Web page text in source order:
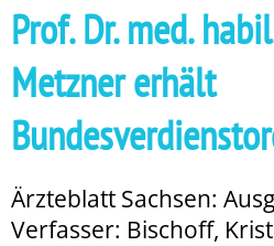
Prof. Dr. med.
Metzner erhält
Ärzteblatt Sachsen:
Verfasser: Bischoff,